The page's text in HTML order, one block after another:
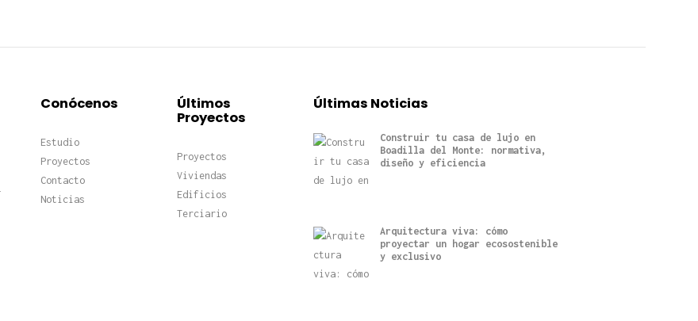
Conócenos
Estudio
Proyectos
Contacto
Noticias
Últimos
Proyectos
Proyectos
Viviendas
Edificios
Terciario
Últimas Noticias
Construir tu casa de lujo en
Boadilla del Monte: normativa,
diseño y eficiencia
Arquitectura viva: cómo
proyectar un hogar ecosostenible
y exclusivo